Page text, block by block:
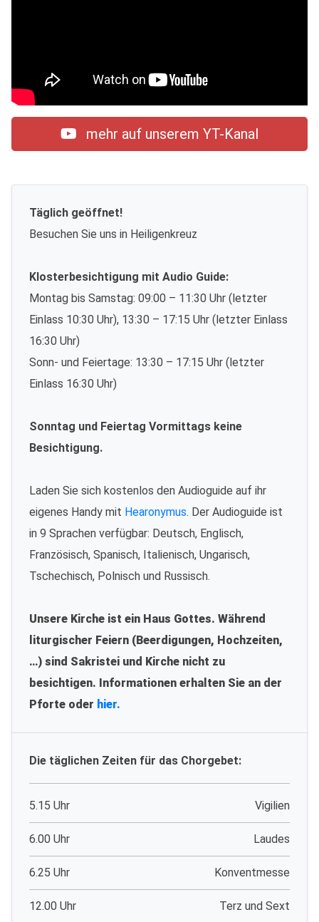
mehr auf unserem YT-Kanal
Täglich geöffnet!
Besuchen Sie uns in Heiligenkreuz
Klosterbesichtigung mit Audio Guide:
Montag bis Samstag: 09:00 – 11:30 Uhr (letzter
Einlass 10:30 Uhr), 13:30 – 17:15 Uhr (letzter Einlass
16:30 Uhr)
Sonn- und Feiertage: 13:30 – 17:15 Uhr (letzter
Einlass 16:30 Uhr)
Sonntag und Feiertag Vormittags keine
Besichtigung.
Laden Sie sich kostenlos den Audioguide auf ihr
eigenes Handy mit Hearonymus. Der Audioguide ist
in 9 Sprachen verfügbar: Deutsch, Englisch,
Französisch, Spanisch, Italienisch, Ungarisch,
Tschechisch, Polnisch und Russisch.
Unsere Kirche ist ein Haus Gottes. Während
liturgischer Feiern (Beerdigungen, Hochzeiten,
…) sind Sakristei und Kirche nicht zu
besichtigen. Informationen erhalten Sie an der
Pforte oder hier.
Die täglichen Zeiten für das Chorgebet:
5.15 Uhr Vigilien
6.00 Uhr Laudes
6.25 Uhr Konventmesse
12.00 Uhr Terz und Sext